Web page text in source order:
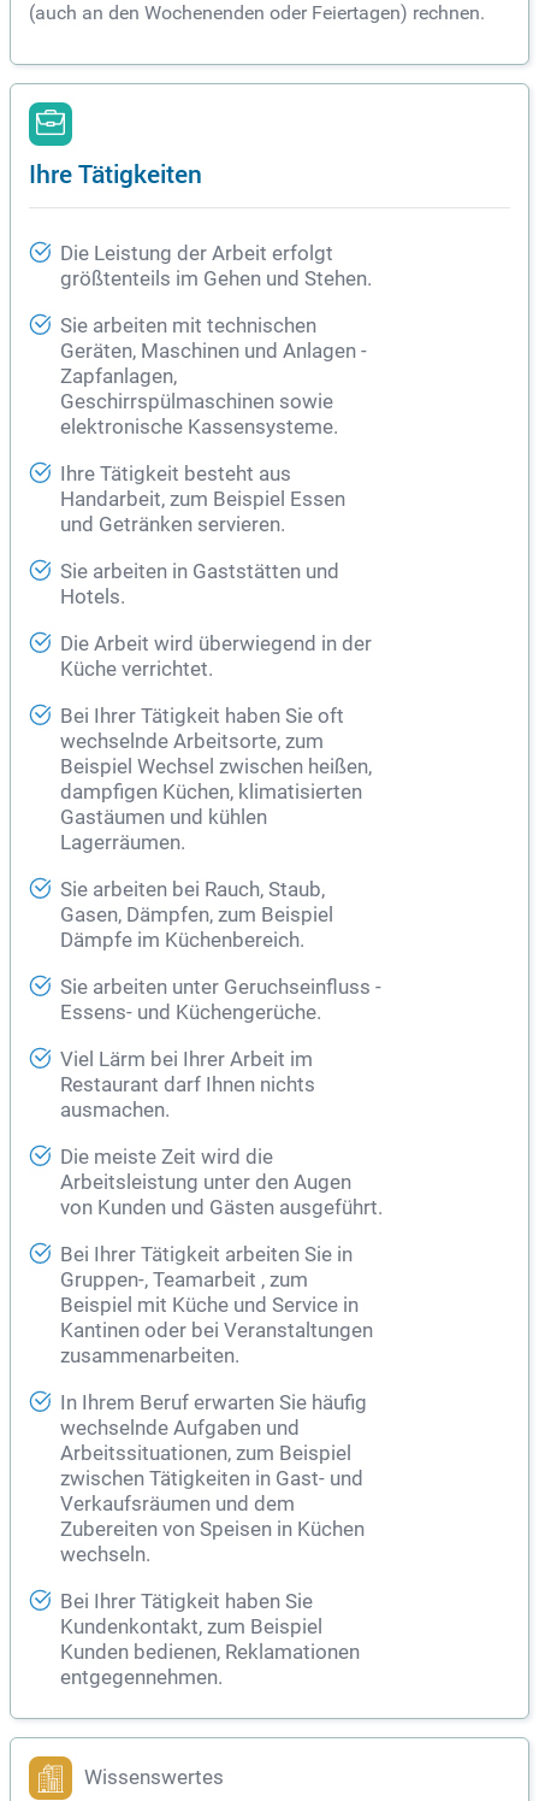
(auch an den Wochenenden oder Feiertagen) rechnen.
Ihre Tätigkeiten
Die Leistung der Arbeit erfolgt
größtenteils im Gehen und Stehen.
Sie arbeiten mit technischen
Geräten, Maschinen und Anlagen -
Zapfanlagen,
Geschirrspülmaschinen sowie
elektronische Kassensysteme.
Ihre Tätigkeit besteht aus
Handarbeit, zum Beispiel Essen
und Getränken servieren.
Sie arbeiten in Gaststätten und
Hotels.
Die Arbeit wird überwiegend in der
Küche verrichtet.
Bei Ihrer Tätigkeit haben Sie oft
wechselnde Arbeitsorte, zum
Beispiel Wechsel zwischen heißen,
dampfigen Küchen, klimatisierten
Gastäumen und kühlen
Lagerräumen.
Sie arbeiten bei Rauch, Staub,
Gasen, Dämpfen, zum Beispiel
Dämpfe im Küchenbereich.
Sie arbeiten unter Geruchseinfluss -
Essens- und Küchengerüche.
Viel Lärm bei Ihrer Arbeit im
Restaurant darf Ihnen nichts
ausmachen.
Die meiste Zeit wird die
Arbeitsleistung unter den Augen
von Kunden und Gästen ausgeführt.
Bei Ihrer Tätigkeit arbeiten Sie in
Gruppen-, Teamarbeit , zum
Beispiel mit Küche und Service in
Kantinen oder bei Veranstaltungen
zusammenarbeiten.
In Ihrem Beruf erwarten Sie häufig
wechselnde Aufgaben und
Arbeitssituationen, zum Beispiel
zwischen Tätigkeiten in Gast- und
Verkaufsräumen und dem
Zubereiten von Speisen in Küchen
wechseln.
Bei Ihrer Tätigkeit haben Sie
Kundenkontakt, zum Beispiel
Kunden bedienen, Reklamationen
entgegennehmen.
Wissenswertes